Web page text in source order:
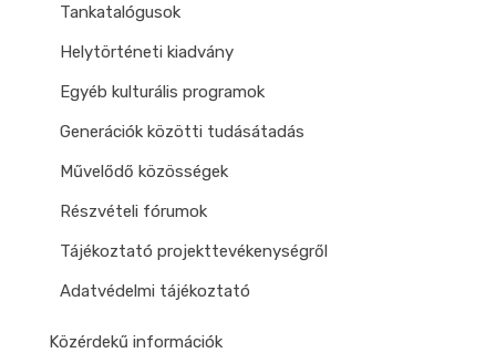
Tankatalógusok
Helytörténeti kiadvány
Egyéb kulturális programok
Generációk közötti tudásátadás
Művelődő közösségek
Részvételi fórumok
Tájékoztató projekttevékenységről
Adatvédelmi tájékoztató
Közérdekű információk